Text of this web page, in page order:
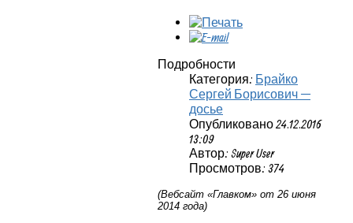
Подробности
Категория: Брайко
Сергей Борисович —
досье
Опубликовано 24.12.2016
13:09
Автор: Super User
Просмотров: 374
(Вебсайт «Главком» от 26 июня
2014 года)